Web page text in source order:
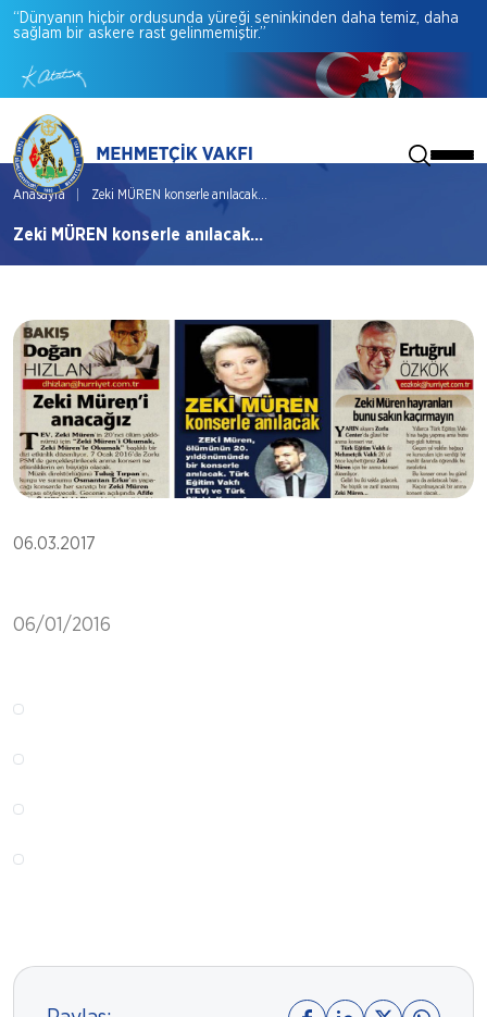
“Dünyanın hiçbir ordusunda yüreği seninkinden daha temiz, daha
sağlam bir askere rast gelinmemiştir.”
Anasayfa Zeki MÜREN konserle anılacak...
Zeki MÜREN konserle anılacak...
06.03.2017
06/01/2016